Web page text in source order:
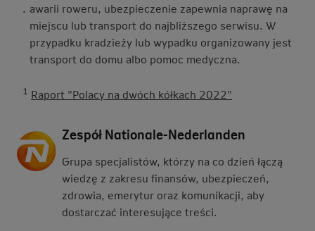
. awarii roweru, ubezpieczenie zapewnia naprawę na
miejscu lub transport do najbliższego serwisu. W
przypadku kradzieży lub wypadku organizowany jest
transport do domu albo pomoc medyczna.
1 Raport "Polacy na dwóch kółkach 2022"
Zespół Nationale-Nederlanden
Grupa specjalistów, którzy na co dzień łączą
wiedzę z zakresu finansów, ubezpieczeń,
zdrowia, emerytur oraz komunikacji, aby
dostarczać interesujące treści.